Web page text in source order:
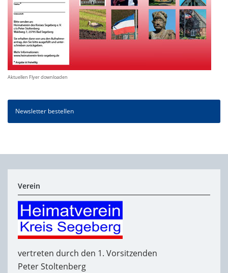
Aktuellen Flyer downloaden
Newsletter bestellen
Verein
vertreten durch den 1. Vorsitzenden
Peter Stoltenberg